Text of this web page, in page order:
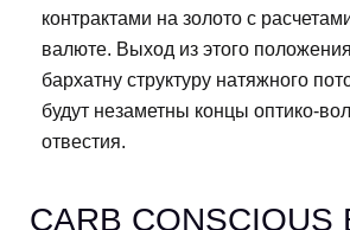
контрактами на золото с
валюте. Выход из этого
бархатну структуру натяжного
будут незаметны концы оптико-
отвестия.
CARB CONSCIOUS